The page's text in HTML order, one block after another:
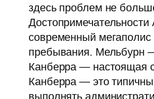
здесь проблем не
современный
пребывания. Мельбурн
Канберра — настоящая
Канберра — это
выполнять